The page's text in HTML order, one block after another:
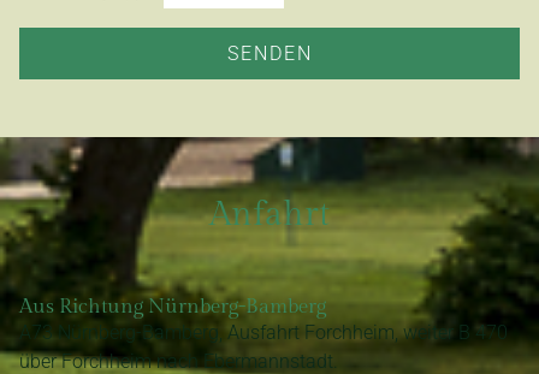
SENDEN
Anfahrt
Aus Richtung Nürnberg-Bamberg
A73 Nürnberg-Bamberg, Ausfahrt Forchheim, weiter B 470
über Forchheim nach Ebermannstadt.